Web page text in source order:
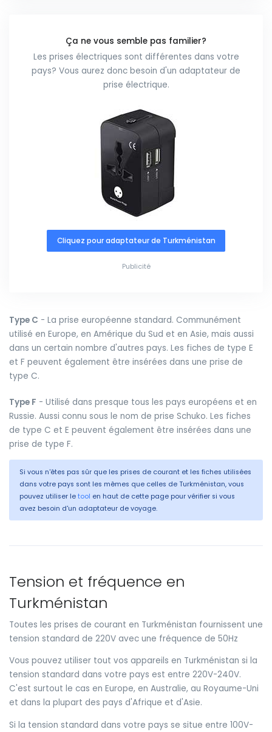
Ça ne vous semble pas familier?
Les prises électriques sont différentes dans votre
pays? Vous aurez donc besoin d'un adaptateur de
prise électrique.
Cliquez pour adaptateur de Turkménistan
Publicité
Type C - La prise européenne standard. Communément
utilisé en Europe, en Amérique du Sud et en Asie, mais aussi
dans un certain nombre d'autres pays. Les fiches de type E
et F peuvent également être insérées dans une prise de
type C.
Type F - Utilisé dans presque tous les pays européens et en
Russie. Aussi connu sous le nom de prise Schuko. Les fiches
de type C et E peuvent également être insérées dans une
prise de type F.
Si vous n'êtes pas sûr que les prises de courant et les fiches utilisées
dans votre pays sont les mêmes que celles de Turkménistan, vous
pouvez utiliser le tool en haut de cette page pour vérifier si vous
avez besoin d'un adaptateur de voyage.
Tension et fréquence en
Turkménistan
Toutes les prises de courant en Turkménistan fournissent une
tension standard de 220V avec une fréquence de 50Hz
Vous pouvez utiliser tout vos appareils en Turkménistan si la
tension standard dans votre pays est entre 220V-240V.
C'est surtout le cas en Europe, en Australie, au Royaume-Uni
et dans la plupart des pays d'Afrique et d'Asie.
Si la tension standard dans votre pays se situe entre 100V-